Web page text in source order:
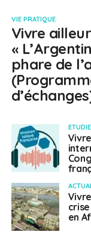
VIE PRATIQUE
Vivre
«
phare de
en